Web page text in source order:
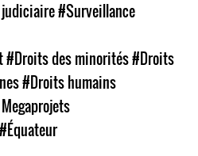
#Surveillance
#Droits des minorités#Droits
#Droits humains
#Équateur